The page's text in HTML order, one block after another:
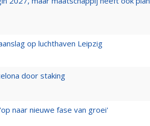
op luchthaven Leipzig
door staking
naar nieuwe fase van groei'